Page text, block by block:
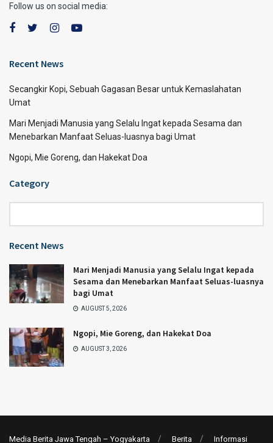
Follow us on social media:
Recent News
Secangkir Kopi, Sebuah Gagasan Besar untuk Kemaslahatan
Umat
Mari Menjadi Manusia yang Selalu Ingat kepada Sesama dan
Menebarkan Manfaat Seluas-luasnya bagi Umat
Ngopi, Mie Goreng, dan Hakekat Doa
Category
Recent News
Mari Menjadi Manusia yang Selalu Ingat kepada
Sesama dan Menebarkan Manfaat Seluas-luasnya
bagi Umat
AUGUST 5, 2026
Ngopi, Mie Goreng, dan Hakekat Doa
AUGUST 3, 2026
Media Berita Jawa Tengah – Yogyakarta Berita Informasi